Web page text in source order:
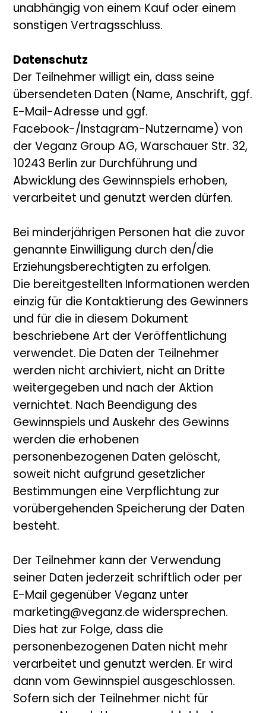
unabhängig von einem Kauf oder einem
sonstigen Vertragsschluss.
Datenschutz
Der Teilnehmer willigt ein, dass seine
übersendeten Daten (Name, Anschrift, ggf.
E-Mail-Adresse und ggf.
Facebook-/Instagram-Nutzername) von
der Veganz Group AG, Warschauer Str. 32,
10243 Berlin zur Durchführung und
Abwicklung des Gewinnspiels erhoben,
verarbeitet und genutzt werden dürfen.
Bei minderjährigen Personen hat die zuvor
genannte Einwilligung durch den/die
Erziehungsberechtigten zu erfolgen.
Die bereitgestellten Informationen werden
einzig für die Kontaktierung des Gewinners
und für die in diesem Dokument
beschriebene Art der Veröffentlichung
verwendet. Die Daten der Teilnehmer
werden nicht archiviert, nicht an Dritte
weitergegeben und nach der Aktion
vernichtet. Nach Beendigung des
Gewinnspiels und Auskehr des Gewinns
werden die erhobenen
personenbezogenen Daten gelöscht,
soweit nicht aufgrund gesetzlicher
Bestimmungen eine Verpflichtung zur
vorübergehenden Speicherung der Daten
besteht.
Der Teilnehmer kann der Verwendung
seiner Daten jederzeit schriftlich oder per
E-Mail gegenüber Veganz unter
marketing@veganz.de widersprechen.
Dies hat zur Folge, dass die
personenbezogenen Daten nicht mehr
verarbeitet und genutzt werden. Er wird
dann vom Gewinnspiel ausgeschlossen.
Sofern sich der Teilnehmer nicht für